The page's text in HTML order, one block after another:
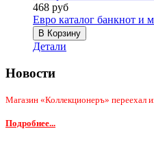
468 руб
Евро каталог банкнот и
Детали
Новости
Магазин «Коллекционеръ» переехал
Подробнее...